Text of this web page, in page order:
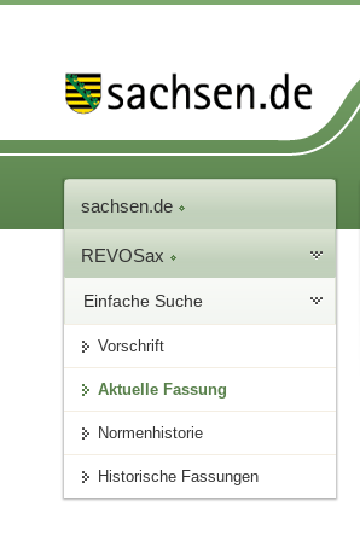
sachsen.de
REVOSax
Einfache Suche
Vorschrift
Aktuelle Fassung
Normenhistorie
Historische Fassungen